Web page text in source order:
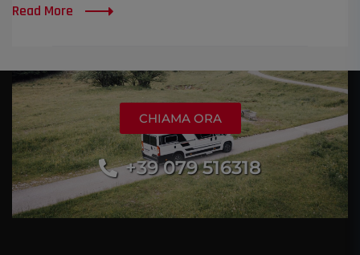
Read More
CHIAMA ORA
+39 079 516318